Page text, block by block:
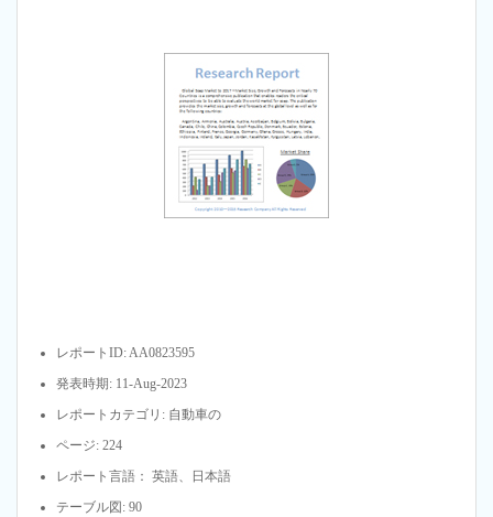
レポートID: AA0823595
発表時期: 11-Aug-2023
レポートカテゴリ: 自動車の
ページ: 224
レポート言語： 英語、日本語
テーブル図: 90